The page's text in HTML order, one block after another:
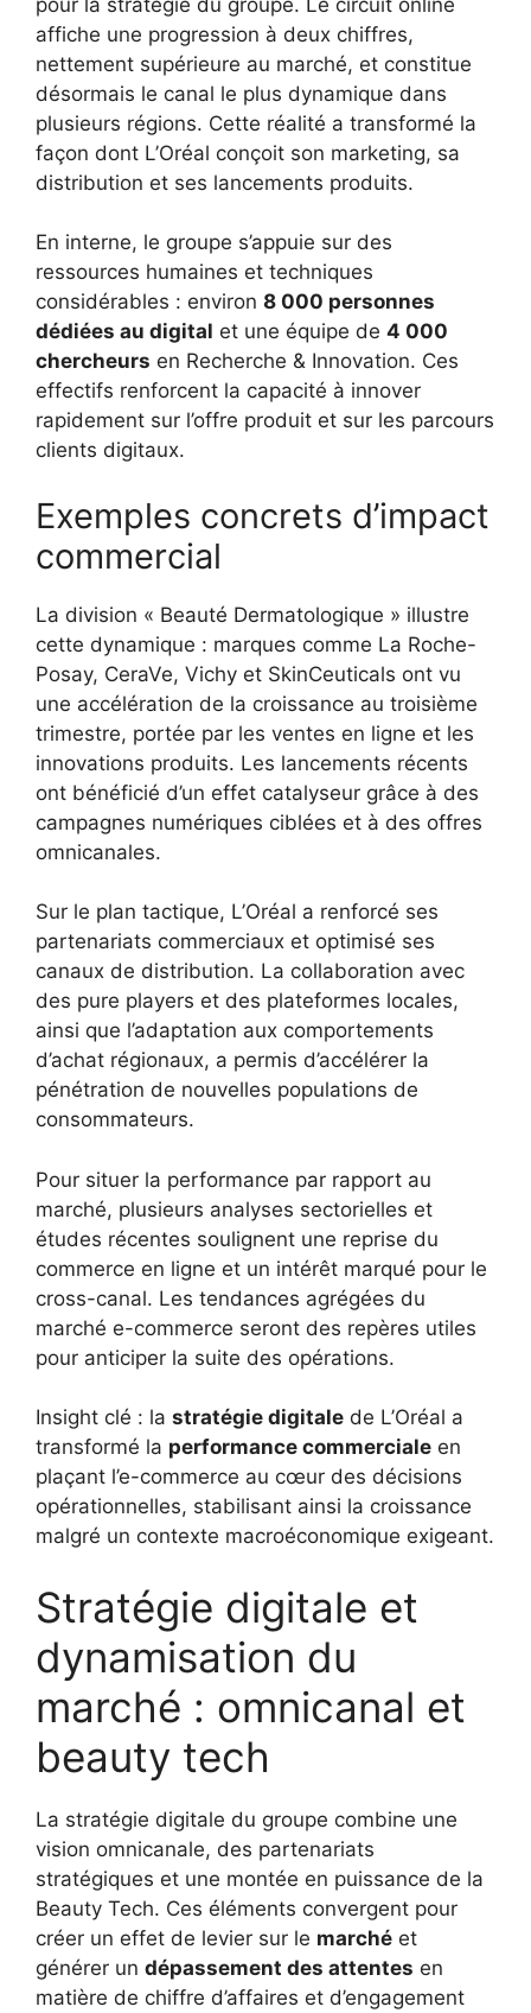
affiche une progression à deux chiffres,
nettement supérieure au marché, et constitue
désormais le canal le plus dynamique dans
plusieurs régions. Cette réalité a transformé la
façon dont L’Oréal conçoit son marketing, sa
distribution et ses lancements produits.
En interne, le groupe s’appuie sur des
ressources humaines et techniques
considérables : environ 8 000 personnes
dédiées au digital et une équipe de 4 000
chercheurs en Recherche & Innovation. Ces
effectifs renforcent la capacité à innover
rapidement sur l’offre produit et sur les parcours
clients digitaux.
Exemples concrets d’impact
commercial
La division « Beauté Dermatologique » illustre
cette dynamique : marques comme La Roche-
Posay, CeraVe, Vichy et SkinCeuticals ont vu
une accélération de la croissance au troisième
trimestre, portée par les ventes en ligne et les
innovations produits. Les lancements récents
ont bénéficié d’un effet catalyseur grâce à des
campagnes numériques ciblées et à des offres
omnicanales.
Sur le plan tactique, L’Oréal a renforcé ses
partenariats commerciaux et optimisé ses
canaux de distribution. La collaboration avec
des pure players et des plateformes locales,
ainsi que l’adaptation aux comportements
d’achat régionaux, a permis d’accélérer la
pénétration de nouvelles populations de
consommateurs.
Pour situer la performance par rapport au
marché, plusieurs analyses sectorielles et
études récentes soulignent une reprise du
commerce en ligne et un intérêt marqué pour le
cross-canal. Les tendances agrégées du
marché e-commerce seront des repères utiles
pour anticiper la suite des opérations.
Insight clé : la stratégie digitale de L’Oréal a
transformé la performance commerciale en
plaçant l’e-commerce au cœur des décisions
opérationnelles, stabilisant ainsi la croissance
malgré un contexte macroéconomique exigeant.
Stratégie digitale et
dynamisation du
marché : omnicanal et
beauty tech
La stratégie digitale du groupe combine une
vision omnicanale, des partenariats
stratégiques et une montée en puissance de la
Beauty Tech. Ces éléments convergent pour
créer un effet de levier sur le marché et
générer un dépassement des attentes en
matière de chiffre d’affaires et d’engagement